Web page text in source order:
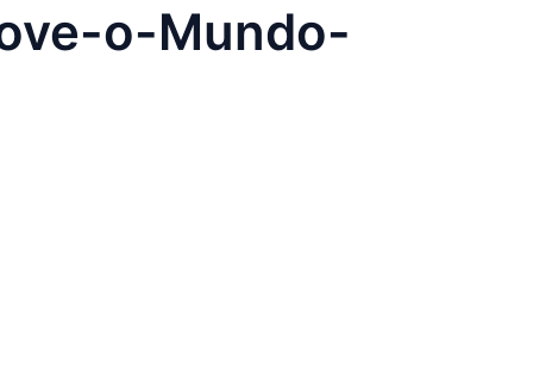
o-Mundo-